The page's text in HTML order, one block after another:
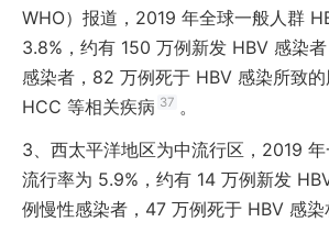
WHO）报道，2019 年全球一般人群
3.8%，约有 150 万例新发 HBV 感染
感染者，82 万例死于 HBV 感染所致
HCC 等相关疾病 37 。
3、 西太平洋地区为中流行区，2019
流行率为 5.9%，约有 14 万例新发
例慢性感染者，47 万例死于 HBV 感染